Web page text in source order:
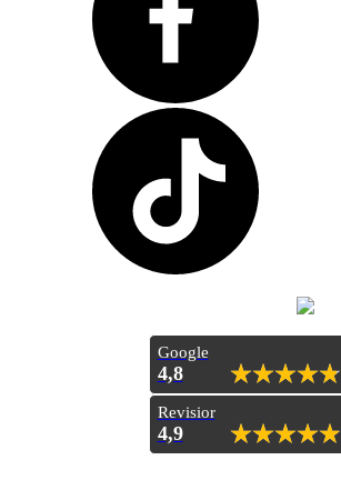
Google
4,8
Revisior
4,9